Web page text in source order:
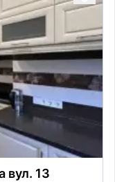
вул. 13